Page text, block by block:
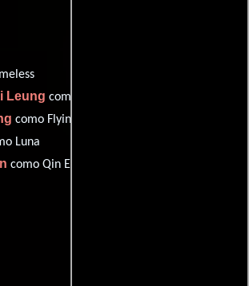
Leung como Broken Sword
como Flying Snow
Luna
como Qin Emperor